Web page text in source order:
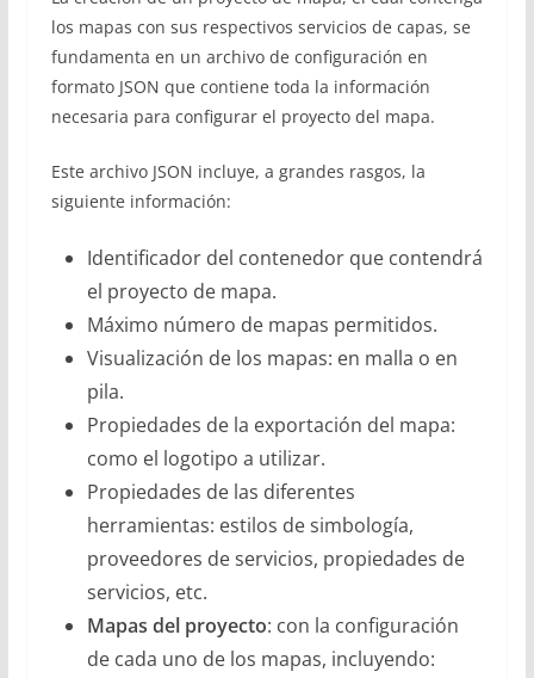
los mapas con sus respectivos servicios de capas, se
fundamenta en un archivo de configuración en
formato JSON que contiene toda la información
necesaria para configurar el proyecto del mapa.
Este archivo JSON incluye, a grandes rasgos, la
siguiente información:
Identificador del contenedor que contendrá
el proyecto de mapa.
Máximo número de mapas permitidos.
Visualización de los mapas: en malla o en
pila.
Propiedades de la exportación del mapa:
como el logotipo a utilizar.
Propiedades de las diferentes
herramientas: estilos de simbología,
proveedores de servicios, propiedades de
servicios, etc.
Mapas del proyecto: con la configuración
de cada uno de los mapas, incluyendo: